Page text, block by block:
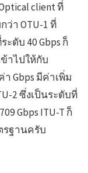
client ที่
ว่า OTU-1 ที่
ะดับ 40 Gbps ก็
ข้าไปให้กับ
Gbps มีค่าเพิ่ม
2 ซึ่งเป็นระดับที่
Gbps ITU-T ก็
รฐานครับ